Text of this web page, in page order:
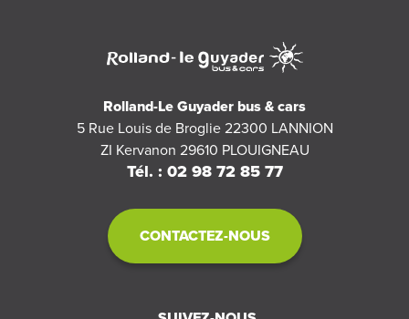
Rolland-Le Guyader bus & cars
5 Rue Louis de Broglie 22300 LANNION
ZI Kervanon 29610 PLOUIGNEAU
Tél. : 02 98 72 85 77
CONTACTEZ-NOUS